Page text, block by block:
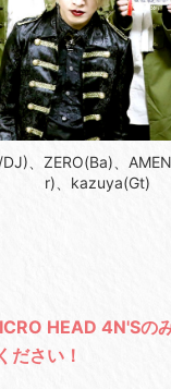
、ZERO(Ba)、
r)、kazuya(Gt)
HEAD 4N'Sの
ださい！